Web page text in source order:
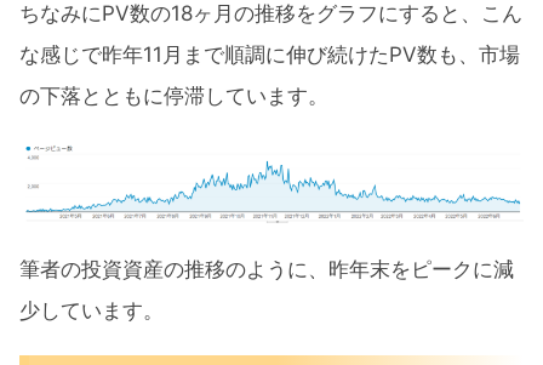
ちなみにPV数の18ヶ月の推移をグラフにすると、こん
な感じで昨年11月まで順調に伸び続けたPV数も、市場
の下落とともに停滞しています。
筆者の投資資産の推移のように、昨年末をピークに減
少しています。